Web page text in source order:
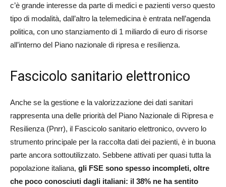
c’è grande interesse da parte di medici e pazienti verso questo
tipo di modalità, dall’altro la telemedicina è entrata nell’agenda
politica, con uno stanziamento di 1 miliardo di euro di risorse
all’interno del Piano nazionale di ripresa e resilienza.
Fascicolo sanitario elettronico
Anche se la gestione e la valorizzazione dei dati sanitari
rappresenta una delle priorità del Piano Nazionale di Ripresa e
Resilienza (Pnrr), il Fascicolo sanitario elettronico, ovvero lo
strumento principale per la raccolta dati dei pazienti, è in buona
parte ancora sottoutilizzato. Sebbene attivati per quasi tutta la
popolazione italiana, gli FSE sono spesso incompleti, oltre
che poco conosciuti dagli italiani: il 38% ne ha sentito